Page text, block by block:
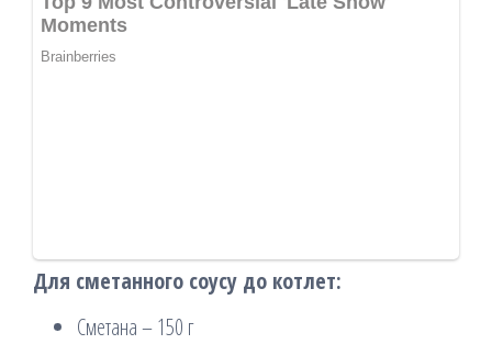
Для сметанного соусу до котлет:
Сметана – 150 г